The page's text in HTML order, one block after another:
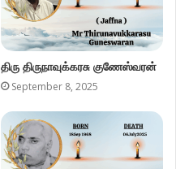
திரு திருநாவுக்கரசு குணேஸ்வரன்
September 8, 2025